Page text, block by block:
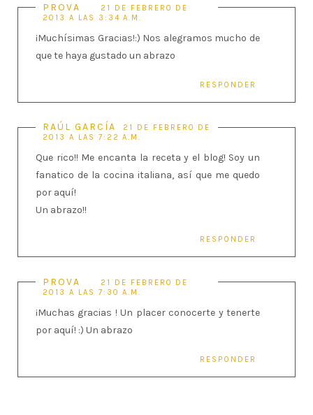
PROVA
21 DE FEBRERO DE
2013 A LAS 3:34 A.M.
¡Muchísimas Gracias!:) Nos alegramos mucho de
que te haya gustado un abrazo
RESPONDER
RAÚL GARCÍA
21 DE FEBRERO DE
2013 A LAS 7:22 A.M.
Que rico!! Me encanta la receta y el blog! Soy un
fanatico de la cocina italiana, así que me quedo
por aquí!
Un abrazo!!
RESPONDER
PROVA
21 DE FEBRERO DE
2013 A LAS 7:30 A.M.
¡Muchas gracias ! Un placer conocerte y tenerte
por aquí! :) Un abrazo
RESPONDER